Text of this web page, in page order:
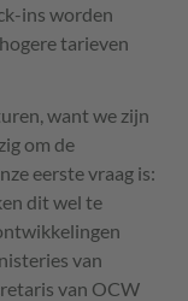
ins worden
tarieven
want we zijn
om de
eerste vraag is:
dit wel te
van
van OCW